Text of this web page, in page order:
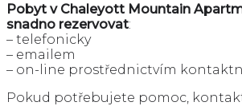
Pobyt v Chaleyott Mountain
snadno rezervovat:
– telefonicky
– emailem
– on-line prostřednictvím
Pokud potřebujete pomoc,